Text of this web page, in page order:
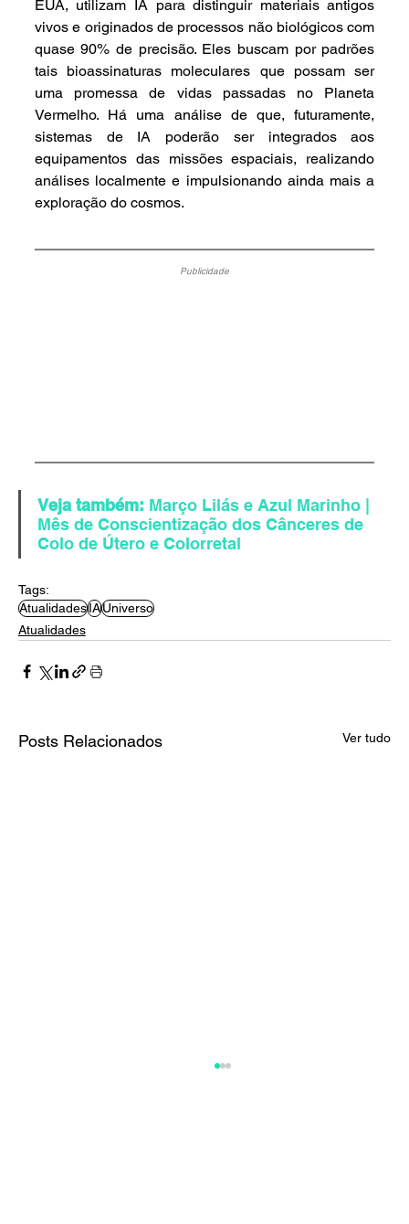
EUA, utilizam IA para distinguir materiais antigos
vivos e originados de processos não biológicos com
quase 90% de precisão. Eles buscam por padrões
tais bioassinaturas moleculares que possam ser
uma promessa de vidas passadas no Planeta
Vermelho. Há uma análise de que, futuramente,
sistemas de IA poderão ser integrados aos
equipamentos das missões espaciais, realizando
análises localmente e impulsionando ainda mais a
exploração do cosmos.
Publicidade
Veja também: Março Lilás e Azul Marinho |
Mês de Conscientização dos Cânceres de
Colo de Útero e Colorretal
Tags:
AtualidadesIAUniverso
Atualidades
Posts Relacionados Ver tudo